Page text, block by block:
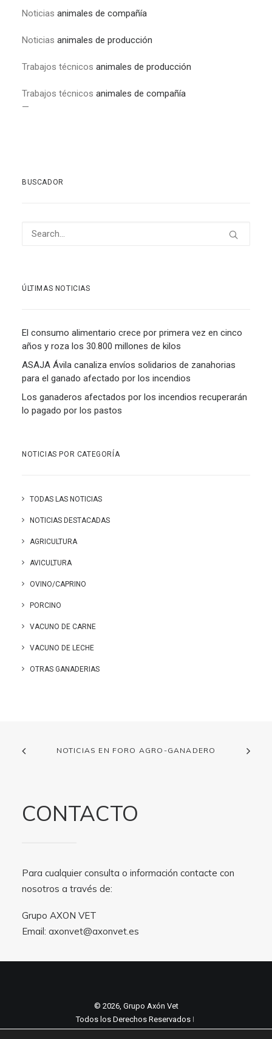
Noticias animales de compañía
Noticias animales de producción
Trabajos técnicos animales de producción
Trabajos técnicos animales de compañía
—
BUSCADOR
ÚLTIMAS NOTICIAS
El consumo alimentario crece por primera vez en cinco
años y roza los 30.800 millones de kilos
ASAJA Ávila canaliza envíos solidarios de zanahorias
para el ganado afectado por los incendios
Los ganaderos afectados por los incendios recuperarán
lo pagado por los pastos
NOTICIAS POR CATEGORÍA
TODAS LAS NOTICIAS
NOTICIAS DESTACADAS
AGRICULTURA
AVICULTURA
OVINO/CAPRINO
PORCINO
VACUNO DE CARNE
VACUNO DE LECHE
OTRAS GANADERIAS
NOTICIAS EN FORO AGRO-GANADERO
CONTACTO
Para cualquier consulta o información contacte con
nosotros a través de:
Grupo AXON VET
Email: axonvet@axonvet.es
© 2026, Grupo Axón Vet
Todos los Derechos Reservados ǀ